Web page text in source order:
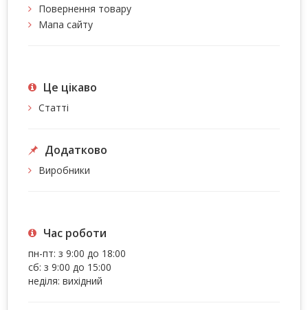
Повернення товару
Мапа сайту
Це цiкаво
Статті
Додатково
Виробники
Час роботи
пн-пт: з 9:00 до 18:00
сб: з 9:00 до 15:00
неділя: вихідний